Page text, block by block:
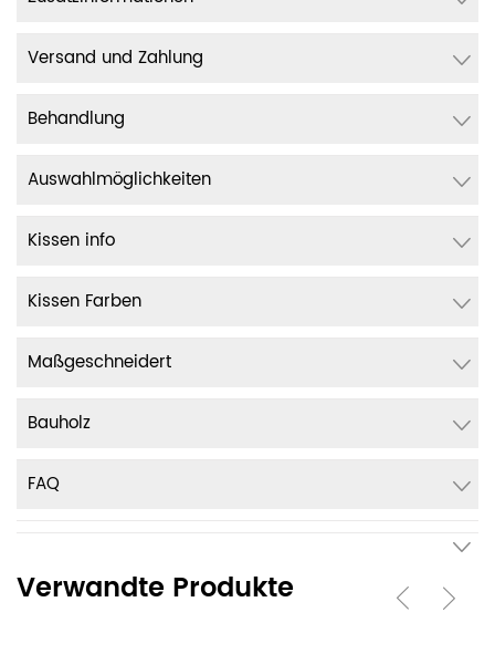
Versand und Zahlung
Behandlung
Auswahlmöglichkeiten
Kissen info
Kissen Farben
Maßgeschneidert
Bauholz
FAQ
Verwandte Produkte